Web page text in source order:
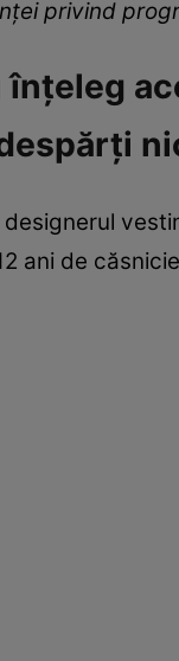
privind
înțeleg
designerul
ani de